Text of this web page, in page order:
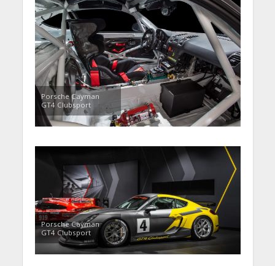
Porsche Cayman
GT4 Clubsport
Porsche Cayman
GT4 Clubsport